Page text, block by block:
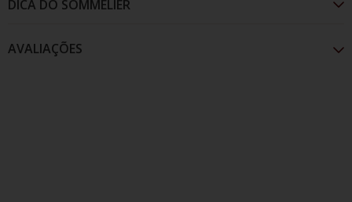
De cor vermelho rubi, no nariz são as notas de
AVALIAÇÕES